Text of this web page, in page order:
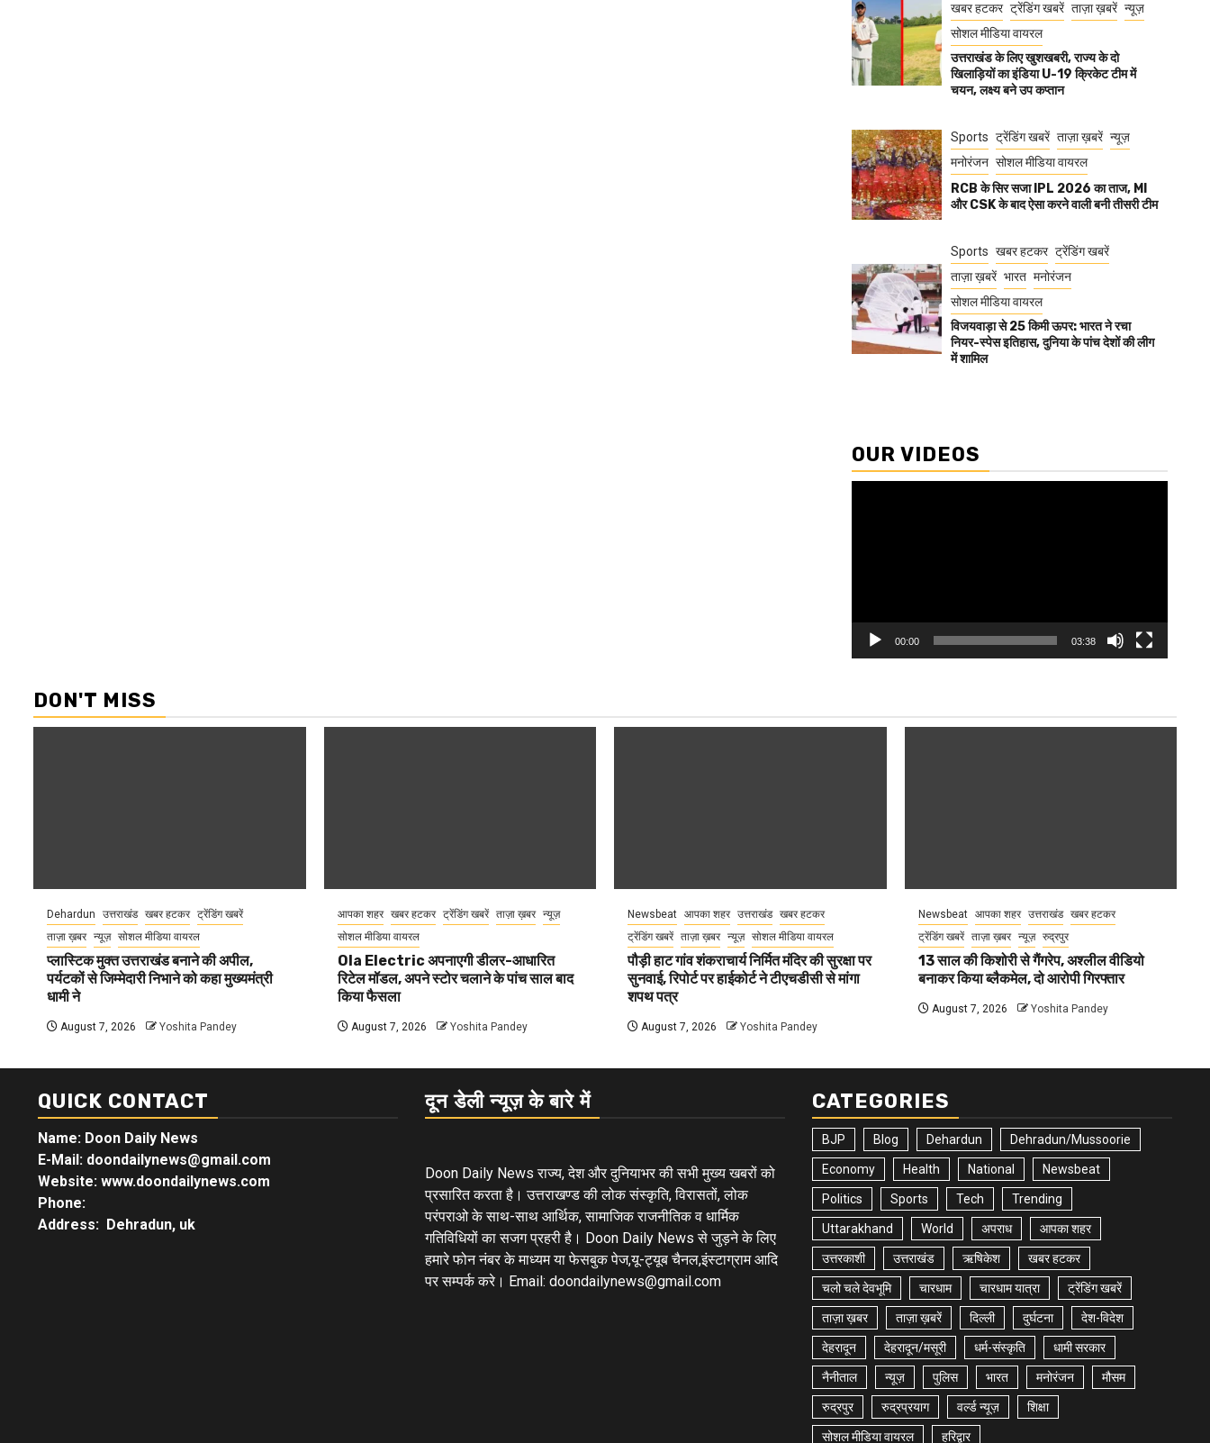
खबर हटकर ट्रेंडिंग खबरें ताज़ा ख़बरें न्यूज़
सोशल मीडिया वायरल
उत्तराखंड के लिए खुशखबरी, राज्य के दो
खिलाड़ियों का इंडिया U-19 क्रिकेट टीम में
चयन, लक्ष्य बने उप कप्तान
Sports ट्रेंडिंग खबरें ताज़ा ख़बरें न्यूज़
मनोरंजन सोशल मीडिया वायरल
RCB के सिर सजा IPL 2026 का ताज, MI
और CSK के बाद ऐसा करने वाली बनी तीसरी टीम
Sports खबर हटकर ट्रेंडिंग खबरें
ताज़ा ख़बरें भारत मनोरंजन
सोशल मीडिया वायरल
विजयवाड़ा से 25 किमी ऊपर: भारत ने रचा
नियर-स्पेस इतिहास, दुनिया के पांच देशों की लीग
में शामिल
OUR VIDEOS
00:00 03:38
DON'T MISS
Dehardun उत्तराखंड खबर हटकर ट्रेंडिंग खबरें
ताज़ा ख़बर न्यूज़ सोशल मीडिया वायरल
प्लास्टिक मुक्त उत्तराखंड बनाने की अपील,
पर्यटकों से जिम्मेदारी निभाने को कहा मुख्यमंत्री
धामी ने
August 7, 2026 Yoshita Pandey
आपका शहर खबर हटकर ट्रेंडिंग खबरें ताज़ा ख़बर
न्यूज़
सोशल मीडिया वायरल
Ola Electric अपनाएगी डीलर-आधारित
रिटेल मॉडल, अपने स्टोर चलाने के पांच साल बाद
किया फैसला
August 7, 2026 Yoshita Pandey
Newsbeat आपका शहर उत्तराखंड खबर हटकर
ट्रेंडिंग खबरें ताज़ा ख़बर न्यूज़ सोशल मीडिया वायरल
पौड़ी हाट गांव शंकराचार्य निर्मित मंदिर की सुरक्षा पर
सुनवाई, रिपोर्ट पर हाईकोर्ट ने टीएचडीसी से मांगा
शपथ पत्र
August 7, 2026 Yoshita Pandey
Newsbeat आपका शहर उत्तराखंड
खबर हटकर
ट्रेंडिंग खबरें
ताज़ा ख़बर न्यूज़ रुद्रपुर
13 साल की किशोरी से गैंगरेप, अश्लील वीडियो
बनाकर किया ब्लैकमेल, दो आरोपी गिरफ्तार
August 7, 2026 Yoshita Pandey
QUICK CONTACT
Name: Doon Daily News
E-Mail: doondailynews@gmail.com
Website: www.doondailynews.com
Phone:
Address: Dehradun, uk
दून डेली न्यूज़ के बारे में
Doon Daily News राज्य, देश और दुनियाभर की सभी मुख्य खबरों को
प्रसारित करता है। उत्तराखण्ड की लोक संस्कृति, विरासतों, लोक
परंपराओ के साथ-साथ आर्थिक, सामाजिक राजनीतिक व धार्मिक
गतिविधियों का सजग प्रहरी है। Doon Daily News से जुड़ने के लिए
हमारे फोन नंबर के माध्यम या फेसबुक पेज,यू-ट्यूब चैनल,इंस्टाग्राम आदि
पर सम्पर्क करे। Email: doondailynews@gmail.com
CATEGORIES
BJP Blog Dehardun Dehradun/Mussoorie
Economy Health National Newsbeat
Politics Sports Tech Trending
Uttarakhand World अपराध आपका शहर
उत्तरकाशी उत्तराखंड ऋषिकेश खबर हटकर
चलो चले देवभूमि चारधाम चारधाम यात्रा ट्रेंडिंग खबरें
ताज़ा ख़बर ताज़ा ख़बरें दिल्ली दुर्घटना देश-विदेश
देहरादून देहरादून/मसूरी धर्म-संस्कृति धामी सरकार
नैनीताल न्यूज़ पुलिस भारत मनोरंजन मौसम
रुद्रपुर रुद्रप्रयाग वर्ल्ड न्यूज़ शिक्षा
सोशल मीडिया वायरल हरिद्वार